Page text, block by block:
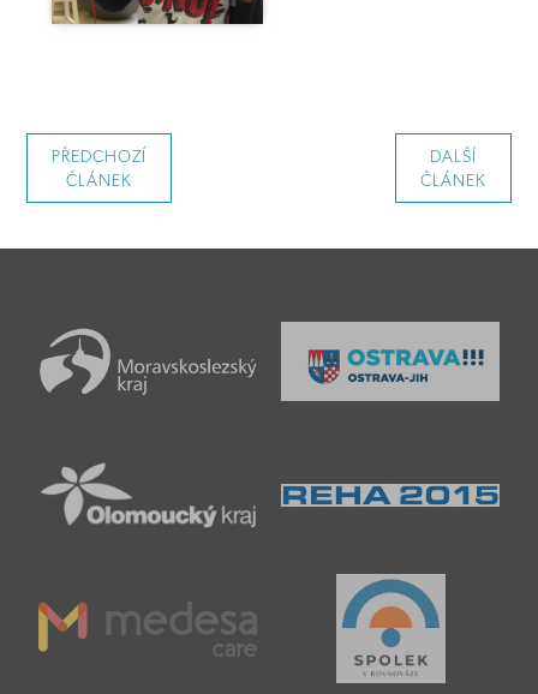
DALŠÍ
ČLÁNEK
PŘEDCHOZÍ
ČLÁNEK